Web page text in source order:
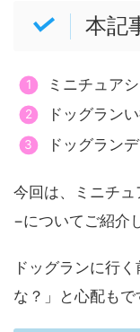
本記
ミニチュア
ドッグラン
ドッグラン
今回は、ミニチュ
−についてご紹介
ドッグランに行
な？」と心配もで